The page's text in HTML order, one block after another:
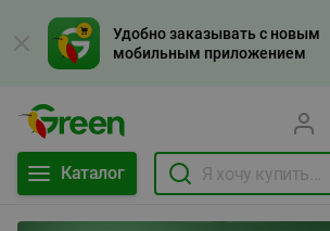
Удобно заказывать с новым
мобильным приложением
Каталог